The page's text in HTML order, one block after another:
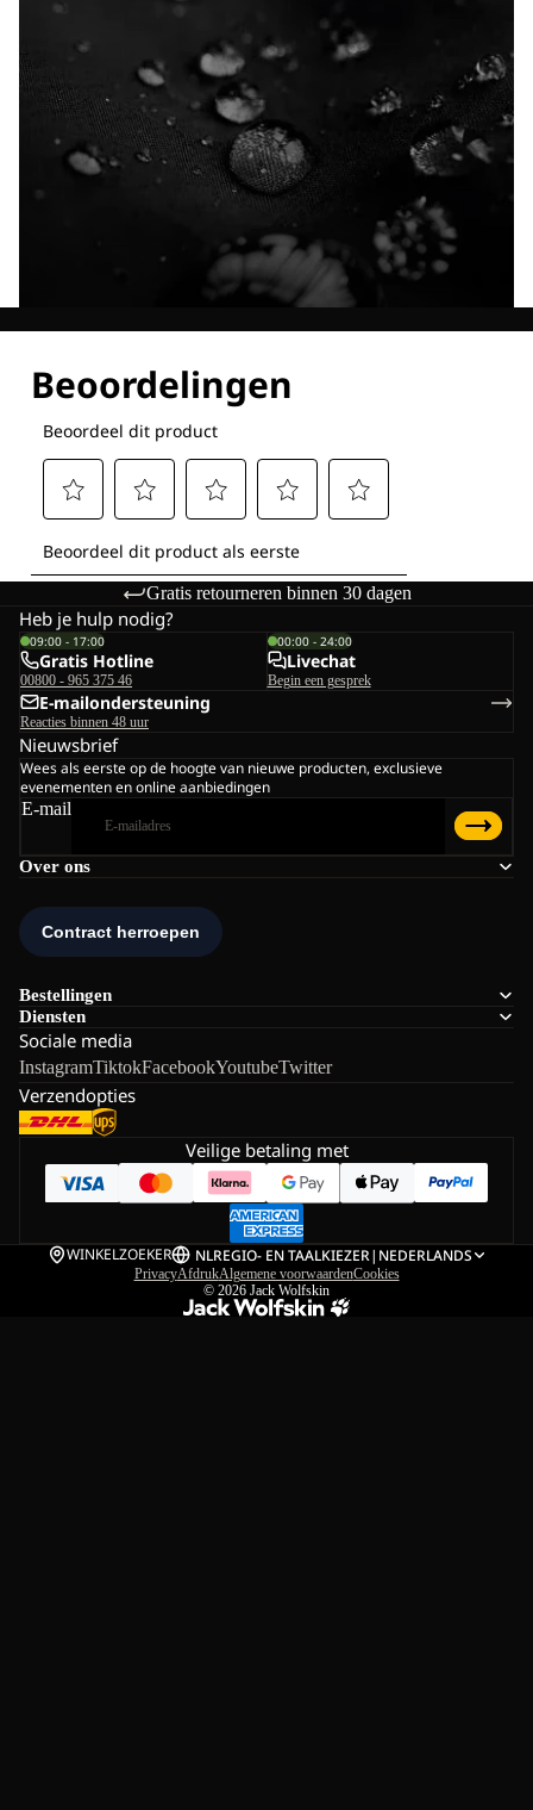
Gratis retourneren binnen 30 dagen
Over ons
Bestellingen
Diensten
Sociale media
InstagramTiktokFacebookYoutubeTwitter
Verzendopties
Heb je hulp nodig?
09:00 - 17:00
Gratis Hotline
00800 - 965 375 46
00:00 - 24:00
Livechat
Begin een gesprek
E-mailondersteuning
Reacties binnen 48 uur
Nieuwsbrief
Wees als eerste op de hoogte van nieuwe producten, exclusieve
evenementen en online aanbiedingen
E-mail
Veilige betaling met
WINKELZOEKER NLREGIO- EN TAALKIEZER| NEDERLANDS
PrivacyAfdrukAlgemene voorwaardenCookies
© 2026 Jack Wolfskin